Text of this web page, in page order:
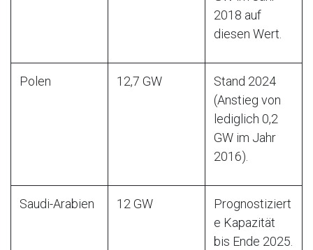
2018 auf
diesen Wert.
Polen 12,7 GW
Stand 2024
(Anstieg von
lediglich 0,2
GW im Jahr
2016).
Saudi-Arabien 12 GW
Prognostiziert
e Kapazität
bis Ende 2025.